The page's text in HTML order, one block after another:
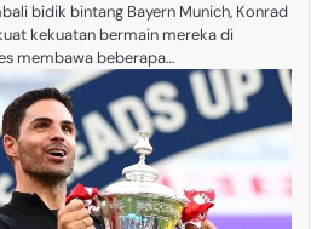
bidik bintang Bayern Munich, ​Konrad
kekuatan bermain mereka di
membawa beberapa…